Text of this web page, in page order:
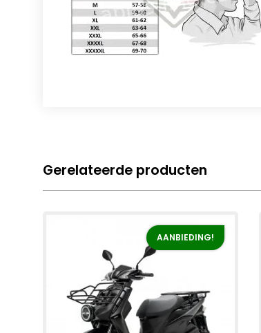
Gerelateerde producten
AANBIEDING!